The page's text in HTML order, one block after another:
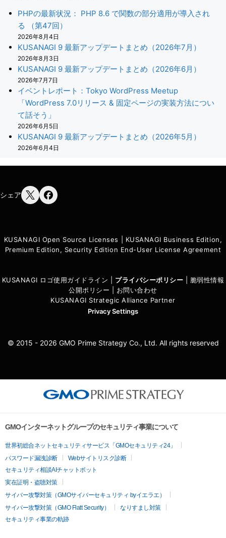
PHPの最新状況： PHP 8.6 で関数の部分適用が導入され
る （第47回）
2026年8月4日
KUSANAGI 9 最新アップデートまとめ（2026年7月）
2026年8月3日
KUSANAGI 9 最新アップデートまとめ（2026年6月）
2026年7月7日
イベントレポート：Tokyo WordPress Meetup
「WordPress 7.0リリース & 固定ページの実装方法につい
て話そう」
2026年6月5日
KUSANAGI 9 最新アップデートまとめ（2026年5月）
2026年6月4日
シェア
KUSANAGI Open Source Licenses
KUSANAGI Business Edition,
Premium Edition, Security Edition End-User License Agreement
KUSANAGI ロゴ使用ガイドライン プライバシーポリシー
脆弱性情報
公開ポリシー
お問い合わせ
KUSANAGI Strategic Alliance Partner
Privacy Settings
© 2015 - 2026 GMO Prime Strategy Co., Ltd. All rights reserved
GMOインターネットグループのセキュリティ事業について
世界初総合ネットセキュリティサービス「GMOセキュリティ24」
パスワード漏洩診断
Webサイトリスク診断
セキュリティ相談AIチャットボット
実在証明・盗聴対策
サイバー攻撃対策（GMOサイバーセキュリティ byイエラエ）
サイバー攻撃対策（GMO Flatt Security）
なりすまし対策
セキュリティ事業の軌跡